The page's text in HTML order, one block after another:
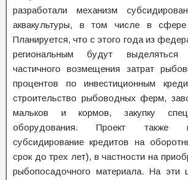
разработали механизм
аквакультуры, в том числе в сфере
Планируется, что с этого года из
региональным будут
частичного возмещения затрат
процентов по инвестиционным
строительство рыбоводных ферм,
мальков и кормов, закупку
оборудования. Проект также
субсидирование кредитов на
срок до трех лет), в частности на
рыбопосадочного материала. На эти